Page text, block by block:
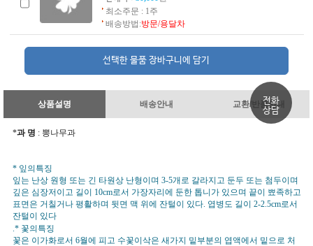
전화
상담
최소주문 : 1주
배송방법:방문/용달차
상품설명 배송안내 교환/반품안내
*과 명 : 뽕나무과
* 잎의특징
잎는 난상 원형 또는 긴 타원상 난형이며 3-5개로 갈라지고 둔두 또는 첨두이며
깊은 심장저이고 길이 10cm로서 가장자리에 둔한 톱니가 있으며 끝이 뾰족하고
표면은 거칠거나 평활하며 뒷면 맥 위에 잔털이 있다. 엽병도 길이 2-2.5cm로서
잔털이 있다
.* 꽃의특징
꽃은 이가화로서 6월에 피고 수꽃이삭은 새가지 밑부분의 엽액에서 밑으로 처